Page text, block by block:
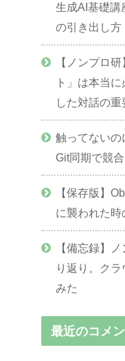
生成AI基礎講
の引き出し方
【ノンプロ
ト」は本当
した対話の重
触ってない
Git同期で競
【保存版】
に襲われた時
【備忘録】
り返り。ク
みた
最近のコメ